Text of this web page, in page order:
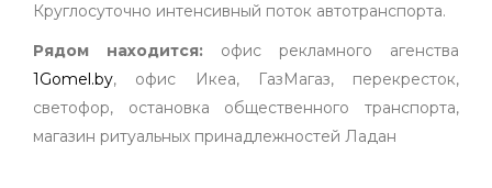
Круглосуточно интенсивный поток автотранспорта.
Рядом находится: офис рекламного агенства
1Gomel.by, офис Икеа, ГазМагаз, перекресток,
светофор, остановка общественного транспорта,
магазин ритуальных принадлежностей Ладан